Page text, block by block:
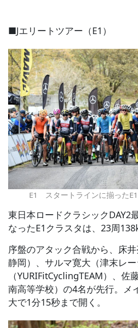
■Jエリートツアー（E1）
E1 スタートラインに揃った
東日本ロードクラシックDAY2
なったE1クラスタは、23周
序盤のアタック合戦から、床
静岡）、サルマ寛大（津末レ
（YURIFitCyclingTEAM）、佐
南高等学校）の4名が先行。メ
大で1分15秒まで開く。